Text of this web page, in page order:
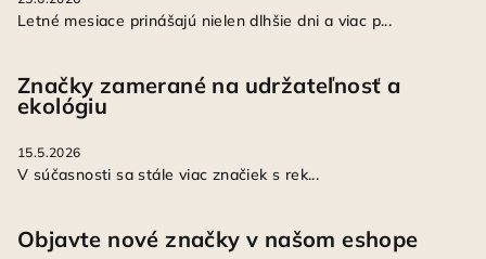
Letné mesiace prinášajú nielen dlhšie dni a viac p...
Značky zamerané na udržateľnosť a
ekológiu
15.5.2026
V súčasnosti sa stále viac značiek s rek...
Objavte nové značky v našom eshope